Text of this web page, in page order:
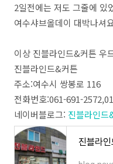
2일전에는 저도 그줄에 있
여수샤브올데이 대박나셔
이상 진블라인드&커튼 우
진블라인드&커튼
주소:여수시 쌍봉로 116
전화번호:061-691-
네이버블로그: 진블라인드
진블라